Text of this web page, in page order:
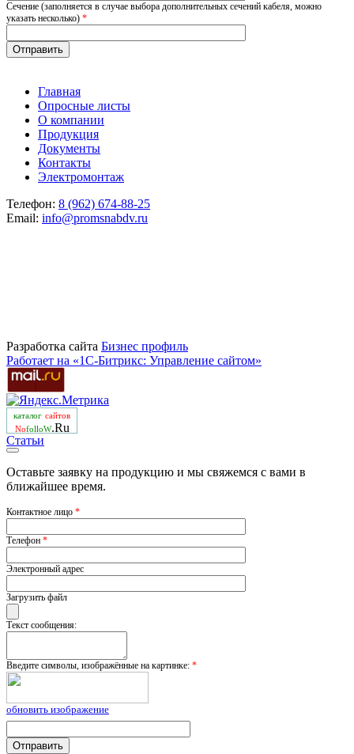
Сечение (заполняется в случае выбора дополнительных сечений кабеля, можно
указать несколько) *
Главная
Опросные листы
О компании
Продукция
Документы
Контакты
Электромонтаж
Телефон: 8 (962) 674-88-25
Email: info@promsnabdv.ru
Разработка сайта Бизнеc профиль
Работает на «1С-Битрикс: Управление сайтом»
каталог сайтов
NofolloW.Ru
Статьи
Оставьте заявку на продукцию и мы свяжемся с вами в
ближайшее время.
Контактное лицо *
Телефон *
Электронный адрес
Загрузить файл
Текст сообщения:
Введите символы, изображённые на картинке: *
обновить изображение